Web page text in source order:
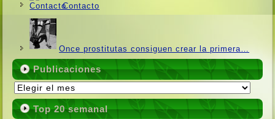
Contacto
Once prostitutas consiguen crear la primera…
Publicaciones
Publicaciones
Top 20 semanal